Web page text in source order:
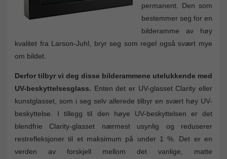
permanent. Den som
bestemmer seg for en
bilderamme av høy
kvalitet fra Larson-Juhl, bryr seg som regel også svært mye
om bildet.
Derfor tilbyr vi deg disse bilderammene utelukkende med
UV-beskyttelsesglass. Enten det er UV-glasset Clarity eller
kunstglasset, som i seg selv allerede tilbyr en svært høy UV-
beskyttelse. I tillegg til den høye UV-beskyttelsen er det
blendfrie Clarity-glasset nærmest usynlig og reduserer
restrefleksjoner til et maksimum på under 1 %. Det er en
verden av forskjell mellom det vanlige, matte